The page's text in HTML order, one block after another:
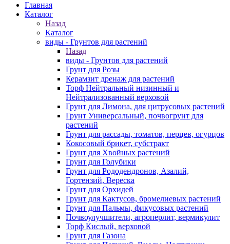
Главная
Каталог
Назад
Каталог
виды - Грунтов для растений
Назад
виды - Грунтов для растений
Грунт для Розы
Керамзит дренаж для растений
Торф Нейтральный низинный и
Нейтрализованный верховой
Грунт для Лимона, для цитрусовых растений
Грунт Универсальный, почвогрунт для
растений
Грунт для рассады, томатов, перцев, огурцов
Кокосовый брикет, субстракт
Грунт для Хвойных растений
Грунт для Голубики
Грунт для Рододендронов, Азалий,
Гортензий, Вереска
Грунт для Орхидей
Грунт для Кактусов, бромелиевых растений
Грунт для Пальмы, фикусовых растений
Почвоулучшители, агроперлит, вермикулит
Торф Кислый, верховой
Грунт для Газона